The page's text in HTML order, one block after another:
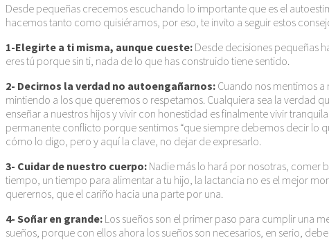
Desde pequeñas crecemos escuchando lo importante que es el
hacemos tanto como quisiéramos, por eso, te invito a seguir estos
1-Elegirte a ti misma, aunque cueste: Desde decisiones pequeñas
eres tú porque sin ti, nada de lo que has construido tiene sentido.
2- Decirnos la verdad no autoengañarnos: Cuando nos mentimos
mintiendo a los que queremos o respetamos. Cualquiera sea la verdad
enseñar a nuestros hijos y vivir con honestidad es finalmente vivir
permanente conflicto porque sentimos “que siempre debemos decir lo
cómo lo digo, pero y aquí la clave, no dejar de expresarlo.
3- Cuidar de nuestro cuerpo: Nadie más lo hará por nosotras, comer
tiempo, un tiempo para alimentar a tu hijo, la lactancia no es el mejor
querernos, que el cariño hacia una parte por una.
4- Soñar en grande: Los sueños son el primer paso para cumplir una
sueños, porque con ellos ahora los sueños son necesarios, en serio,